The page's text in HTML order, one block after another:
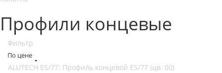
Профили концевые
Фильтр
По цене
ALUTECH ES/77: Профиль концевой ES/77 (цв. 00)